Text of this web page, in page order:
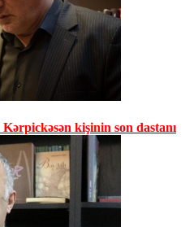
Kərpickəsən kişinin son dastanı